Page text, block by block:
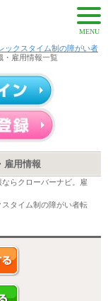
MENU
ックスタイム制の障がい者
・雇用情報一覧
雇用情報
らクローバーナビ。雇
タイム制の障がい者転